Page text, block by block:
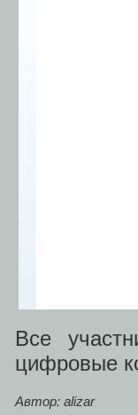
Все
цифровые
Автор: alizar